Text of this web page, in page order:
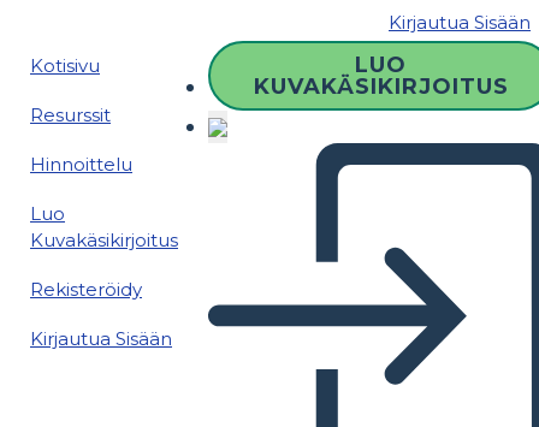
Kirjautua Sisään
Kotisivu
Resurssit
Hinnoittelu
Luo
Kuvakäsikirjoitus
Rekisteröidy
Kirjautua Sisään
LUO
KUVAKÄSIKIRJOITUS